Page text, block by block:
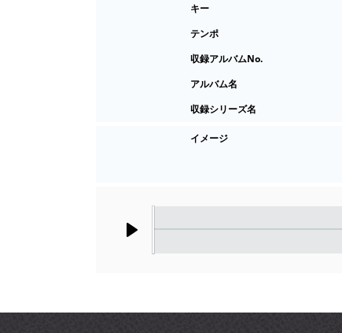
キー
テンポ
収録アルバムNo.
アルバム名
収録シリーズ名
イメージ